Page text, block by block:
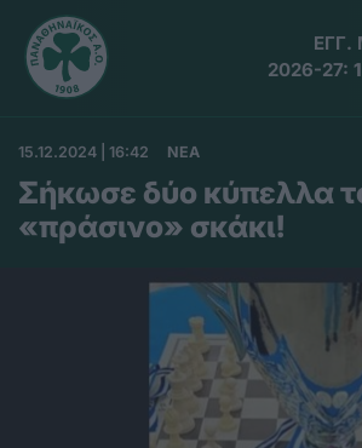
ΕΓΓ.
2026-27:
15.12.2024 | 16:42 ΝΕΑ
Σήκωσε δύο κύπελλα
«πράσινο» σκάκι!